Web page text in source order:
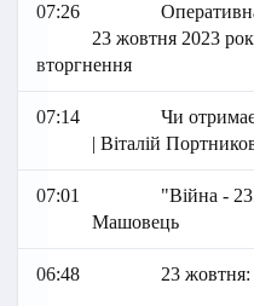
07:26
23 жовтня 2023
вторгнення
07:14
Чи
| Віталій
07:01
"Війна -
Машовець
06:48 23 жовтня: